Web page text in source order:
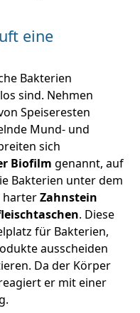
eine
Bakterien
sind. Nehmen
Speiseresten
Mund- und
sich
Biofilm genannt, auf
Bakterien unter dem
harterZahnstein
. Diese
für Bakterien,
ausscheiden
Da der Körper
er mit einer